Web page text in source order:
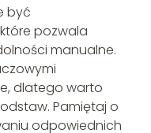
być
pozwala
manualne.
dlatego warto
Pamiętaj o
odpowiednich